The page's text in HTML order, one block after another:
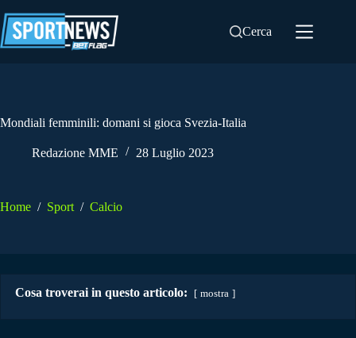
al
contenuto
Cerca
Mondiali femminili: domani si gioca Svezia-Italia
Redazione MME 28 Luglio 2023
Home / Sport / Calcio
Cosa troverai in questo articolo: mostra